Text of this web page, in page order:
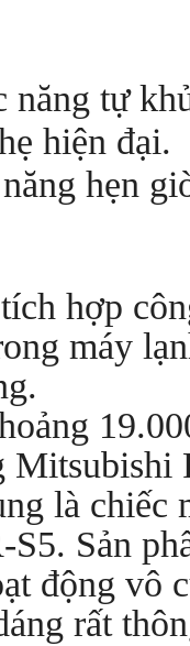
năng tự
hiện đại.
hẹn
hợp
máy
Mitsubishi
là
Sản
động vô
rất